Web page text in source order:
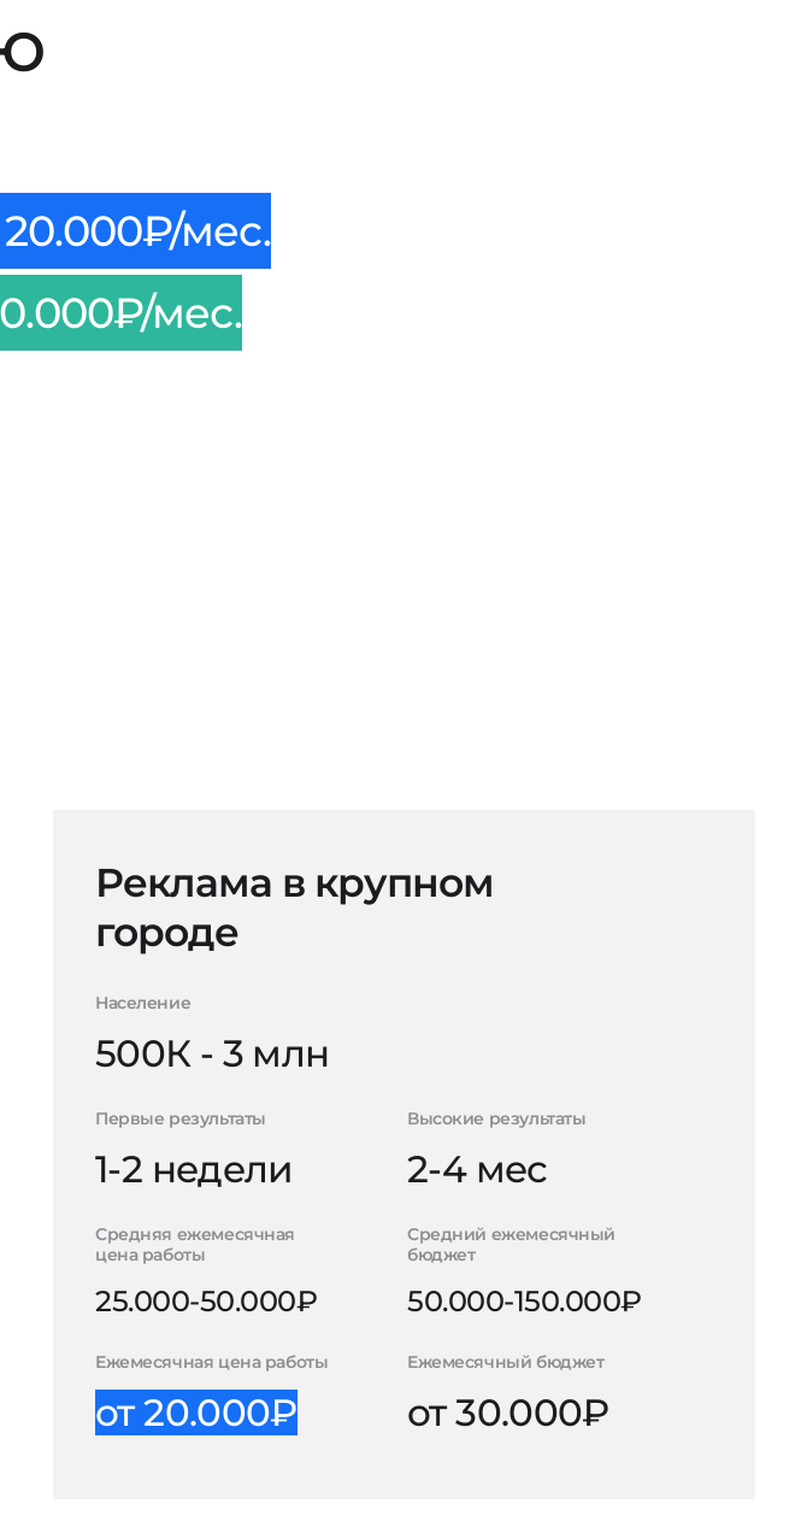
20.000₽/мес.
мес.
Реклама в крупном
городе
Население
500К - 3 млн
Первые результаты
1-2 недели
Высокие результаты
2-4 мес
Средняя ежемесячная
цена работы
25.000-50.000₽
Средний ежемесячный
бюджет
50.000-150.000₽
Ежемесячная цена работы
от 20.000₽
Ежемесячный бюджет
от 30.000₽